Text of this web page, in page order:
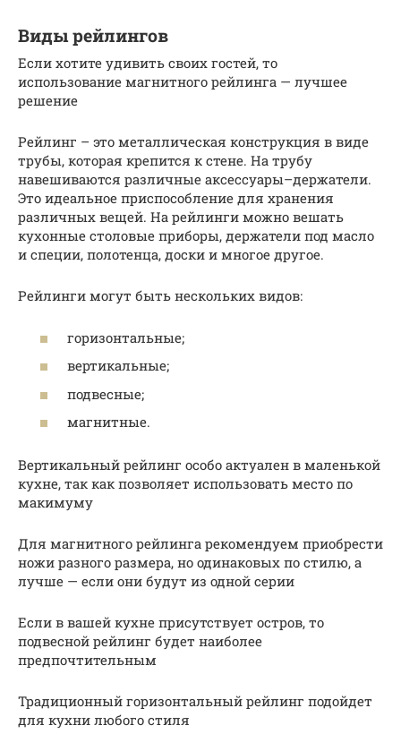
Виды рейлингов
Если хотите удивить своих гостей, то
использование магнитного рейлинга — лучшее
решение
Рейлинг – это металлическая конструкция в виде
трубы, которая крепится к стене. На трубу
навешиваются различные аксессуары–держатели.
Это идеальное приспособление для хранения
различных вещей. На рейлинги можно вешать
кухонные столовые приборы, держатели под масло
и специи, полотенца, доски и многое другое.
Рейлинги могут быть нескольких видов:
горизонтальные;
вертикальные;
подвесные;
магнитные.
Вертикальный рейлинг особо актуален в маленькой
кухне, так как позволяет использовать место по
макимуму
Для магнитного рейлинга рекомендуем приобрести
ножи разного размера, но одинаковых по стилю, а
лучше — если они будут из одной серии
Если в вашей кухне присутствует остров, то
подвесной рейлинг будет наиболее
предпочтительным
Традиционный горизонтальный рейлинг подойдет
для кухни любого стиля